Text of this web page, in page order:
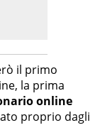
il primo
la prima
online
proprio dagli